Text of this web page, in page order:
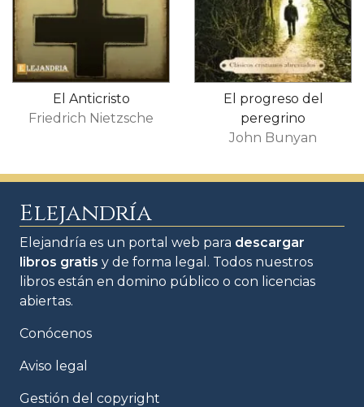
El Anticristo
Friedrich Nietzsche
El progreso del
peregrino
John Bunyan
Elejandría
Elejandría es un portal web para descargar
libros gratis y de forma legal. Todos nuestros
libros están en domino público o con licencias
abiertas.
Conócenos
Aviso legal
Gestión del copyright